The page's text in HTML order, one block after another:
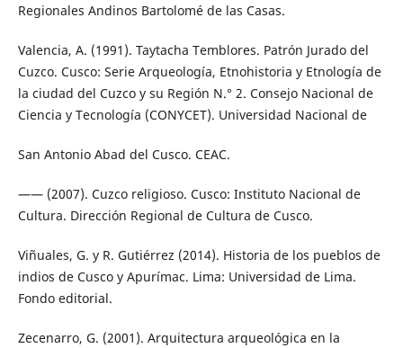
Regionales Andinos Bartolomé de las Casas.
Valencia, A. (1991). Taytacha Temblores. Patrón Jurado del
Cuzco. Cusco: Serie Arqueología, Etnohistoria y Etnología de
la ciudad del Cuzco y su Región N.° 2. Consejo Nacional de
Ciencia y Tecnología (CONYCET). Universidad Nacional de
San Antonio Abad del Cusco. CEAC.
—— (2007). Cuzco religioso. Cusco: Instituto Nacional de
Cultura. Dirección Regional de Cultura de Cusco.
Viñuales, G. y R. Gutiérrez (2014). Historia de los pueblos de
indios de Cusco y Apurímac. Lima: Universidad de Lima.
Fondo editorial.
Zecenarro, G. (2001). Arquitectura arqueológica en la